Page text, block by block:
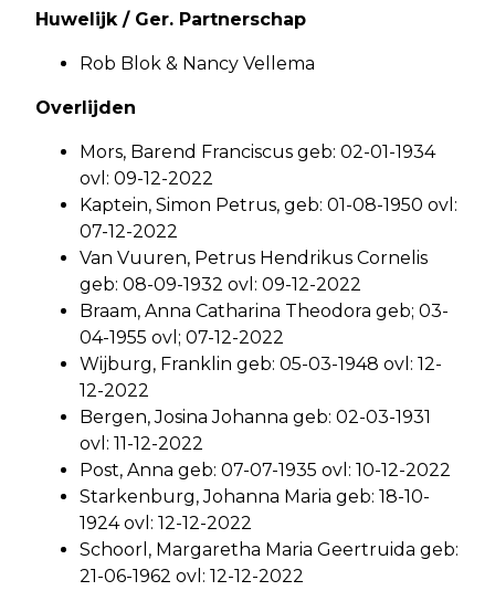
Huwelijk / Ger. Partnerschap
Rob Blok & Nancy Vellema
Overlijden
Mors, Barend Franciscus geb: 02-01-1934
ovl: 09-12-2022
Kaptein, Simon Petrus, geb: 01-08-1950 ovl:
07-12-2022
Van Vuuren, Petrus Hendrikus Cornelis
geb: 08-09-1932 ovl: 09-12-2022
Braam, Anna Catharina Theodora geb; 03-
04-1955 ovl; 07-12-2022
Wijburg, Franklin geb: 05-03-1948 ovl: 12-
12-2022
Bergen, Josina Johanna geb: 02-03-1931
ovl: 11-12-2022
Post, Anna geb: 07-07-1935 ovl: 10-12-2022
Starkenburg, Johanna Maria geb: 18-10-
1924 ovl: 12-12-2022
Schoorl, Margaretha Maria Geertruida geb:
21-06-1962 ovl: 12-12-2022